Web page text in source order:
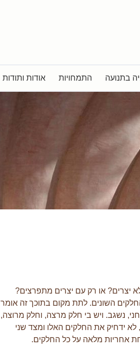
בתנועה התמחויות אודות ותודות
יצרים? או רק עם יצרים מתפרצים?
השונים. לתת מקום בתוכך זה אומר
נשגב. ויש בי חלק מרצה, וחלק מרוצה,
ידחיק את החלקים האלו ומצד שני
אחריות מלאה על כל החלקים.